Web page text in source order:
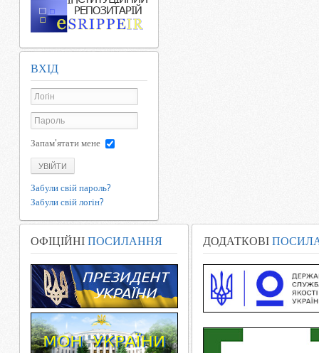
ВХІД
Запам'ятати мене
УВІЙТИ
Забули свій пароль?
Забули свій логін?
ОФІЦІЙНІ ПОСИЛАННЯ ДОДАТКОВІ